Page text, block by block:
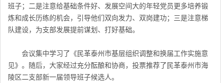
班子；二是注意给基础条件好、发展空间大的年轻党员更多培养锻
炼和成长历练的机会，引导他们双向发力、双岗建功；三是注意梯
队建设，为支部发展提前谋划、打好基础。
会议集中学习了《民革泰州市基层组织调整和换届工作实施意
见》。随后，大家经过充分酝酿和协商，投票推荐了民革泰州市海
陵区二支部新一届领导班子候选人。